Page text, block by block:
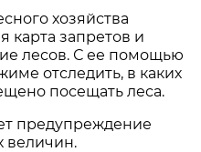
хозяйства
карта запретов и
лесов. С ее помощью
отследить, в каких
посещать леса.
предупреждение
величин.